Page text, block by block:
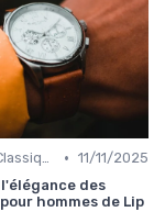
Montres Classiques • 11/11/2025
des
hommes de Lip